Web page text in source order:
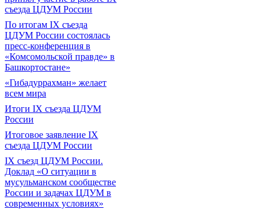
съезда ЦДУМ России
По итогам IX съезда
ЦДУМ России состоялась
пресс-конференция в
«Комсомольской правде» в
Башкортостане»
«Гибадуррахман» желает
всем мира
Итоги IX cъезда ЦДУМ
России
Итоговое заявление IX
съезда ЦДУМ России
IX съезд ЦДУМ России.
Доклад «О ситуации в
мусульманском сообществе
России и задачах ЦДУМ в
современных условиях»